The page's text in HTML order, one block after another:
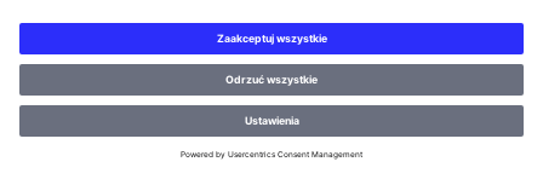
► Piąty kolejny triumf Legii w finale PP (w